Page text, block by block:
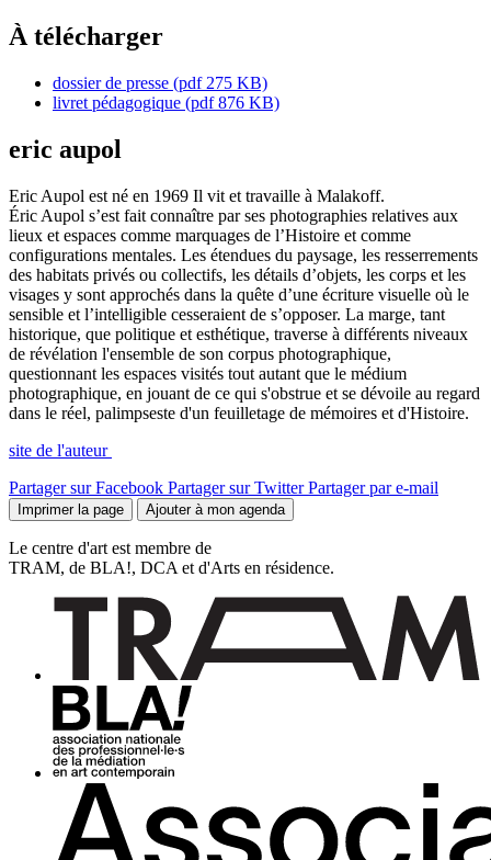
À télécharger
dossier de presse (pdf 275 KB)
livret pédagogique (pdf 876 KB)
eric aupol
Eric Aupol est né en 1969 Il vit et travaille à Malakoff.
Éric Aupol s’est fait connaître par ses photographies relatives aux
lieux et espaces comme marquages de l’Histoire et comme
configurations mentales. Les étendues du paysage, les resserrements
des habitats privés ou collectifs, les détails d’objets, les corps et les
visages y sont approchés dans la quête d’une écriture visuelle où le
sensible et l’intelligible cesseraient de s’opposer. La marge, tant
historique, que politique et esthétique, traverse à différents niveaux
de révélation l'ensemble de son corpus photographique,
questionnant les espaces visités tout autant que le médium
photographique, en jouant de ce qui s'obstrue et se dévoile au regard
dans le réel, palimpseste d'un feuilletage de mémoires et d'Histoire.
site de l'auteur
Partager sur Facebook Partager sur Twitter Partager par e-mail
Imprimer la page Ajouter à mon agenda
Le centre d'art est membre de
TRAM, de BLA!, DCA et d'Arts en résidence.